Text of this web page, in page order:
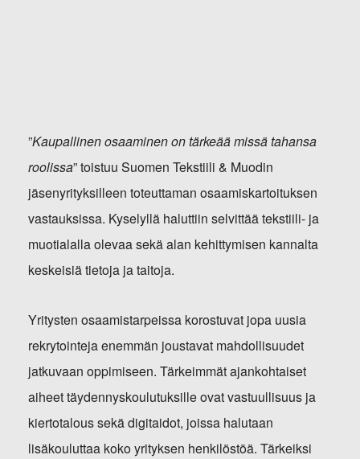
”Kaupallinen osaaminen on tärkeää missä tahansa
roolissa” toistuu Suomen Tekstiili & Muodin
jäsenyrityksilleen toteuttaman osaamiskartoituksen
vastauksissa. Kyselyllä haluttiin selvittää tekstiili- ja
muotialalla olevaa sekä alan kehittymisen kannalta
keskeisiä tietoja ja taitoja.
Yritysten osaamistarpeissa korostuvat jopa uusia
rekrytointeja enemmän joustavat mahdollisuudet
jatkuvaan oppimiseen. Tärkeimmät ajankohtaiset
aiheet täydennyskoulutuksille ovat vastuullisuus ja
kiertotalous sekä digitaidot, joissa halutaan
lisäkouluttaa koko yrityksen henkilöstöä. Tärkeiksi